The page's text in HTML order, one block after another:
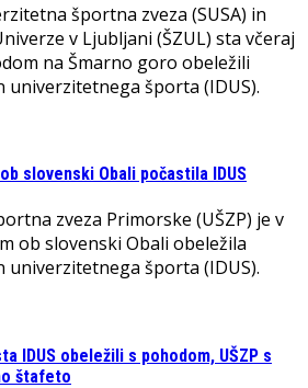
športna zveza (SUSA) in
v Ljubljani (ŠZUL) sta včeraj
na Šmarno goro obeležili
univerzitetnega športa (IDUS).
slovenski Obali počastila IDUS
zveza Primorske (UŠZP) je v
ob slovenski Obali obeležila
univerzitetnega športa (IDUS).
IDUS obeležili s pohodom, UŠZP s
štafeto